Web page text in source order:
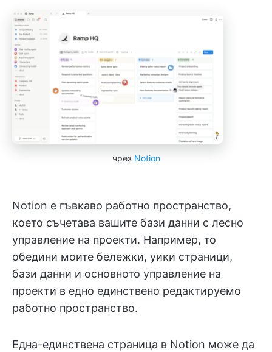
чрез Notion
Notion е гъвкаво работно пространство,
което съчетава вашите бази данни с лесно
управление на проекти. Например, то
обедини моите бележки, уики страници,
бази данни и основното управление на
проекти в едно единствено редактируемо
работно пространство.
Една-единствена страница в Notion може да